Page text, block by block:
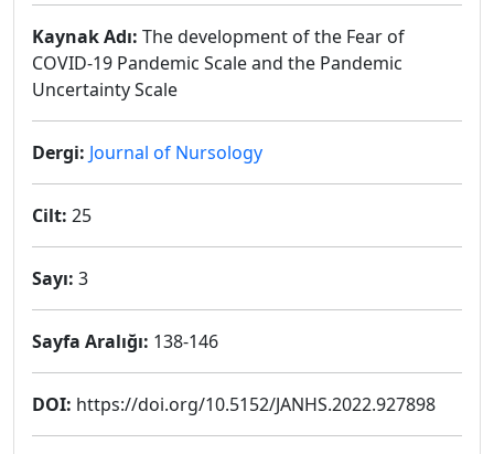
Kaynak Adı: The development of the Fear of
COVID-19 Pandemic Scale and the Pandemic
Uncertainty Scale
Dergi: Journal of Nursology
Cilt: 25
Sayı: 3
Sayfa Aralığı: 138-146
DOI: https://doi.org/10.5152/JANHS.2022.927898